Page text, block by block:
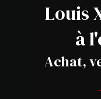
Louis
à
Achat,